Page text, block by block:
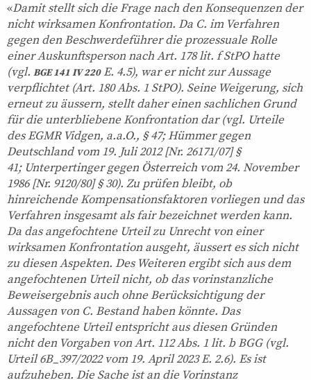
«Damit stellt sich die Frage nach den Konsequenzen der
nicht wirksamen Konfrontation. Da C. im Verfahren
gegen den Beschwerdeführer die prozessuale Rolle
einer Auskunftsperson nach Art. 178 lit. f StPO hatte
(vgl. BGE 141 IV 220E. 4.5), war er nicht zur Aussage
verpflichtet (Art. 180 Abs. 1 StPO). Seine Weigerung, sich
erneut zu äussern, stellt daher einen sachlichen Grund
für die unterbliebene Konfrontation dar (vgl. Urteile
des EGMR Vidgen, a.a.O., § 47; Hümmer gegen
Deutschland vom 19. Juli 2012 [Nr. 26171/07] §
41; Unterpertinger gegen Österreich vom 24. November
1986 [Nr. 9120/80] § 30). Zu prüfen bleibt, ob
hinreichende Kompensationsfaktoren vorliegen und das
Verfahren insgesamt als fair bezeichnet werden kann.
Da das angefochtene Urteil zu Unrecht von einer
wirksamen Konfrontation ausgeht, äussert es sich nicht
zu diesen Aspekten. Des Weiteren ergibt sich aus dem
angefochtenen Urteil nicht, ob das vorinstanzliche
Beweisergebnis auch ohne Berücksichtigung der
Aussagen von C. Bestand haben könnte. Das
angefochtene Urteil entspricht aus diesen Gründen
nicht den Vorgaben von Art. 112 Abs. 1 lit. b BGG (vgl.
Urteil 6B_397/2022 vom 19. April 2023 E. 2.6). Es ist
aufzuheben. Die Sache ist an die Vorinstanz